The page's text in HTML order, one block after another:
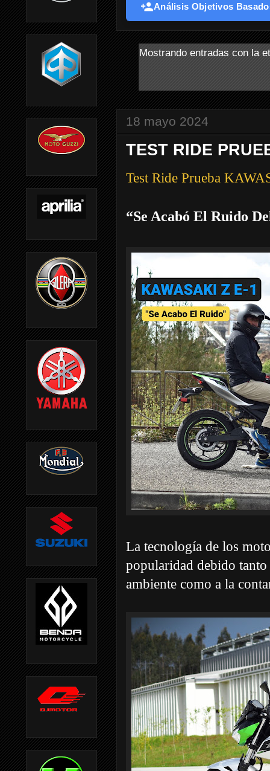
Análisis Objetivos
Mostrando entradas con la
18 mayo 2024
TEST RIDE
Test Ride Prueba
“Se Acabó El Ruido
La tecnología de los
popularidad debido
ambiente como a la